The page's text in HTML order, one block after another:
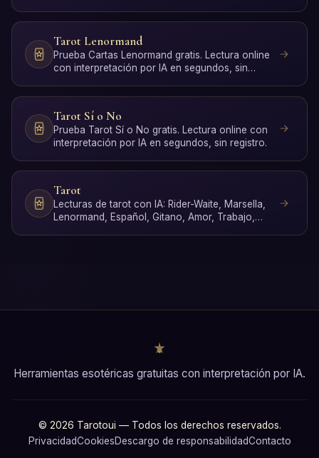
Tarot Lenormand
Prueba Cartas Lenormand gratis. Lectura online
con interpretación por IA en segundos, sin
Tarot Sí o No
Prueba Tarot Sí o No gratis. Lectura online con
interpretación por IA en segundos, sin registro.
Tarot
Lecturas de tarot con IA: Rider-Waite, Marsella,
Lenormand, Español, Gitano, Amor, Trabajo,
Herramientas esotéricas gratuitas con interpretación por IA.
© 2026 Tarotoui — Todos los derechos reservados.
PrivacidadCookiesDescargo de responsabilidadContacto